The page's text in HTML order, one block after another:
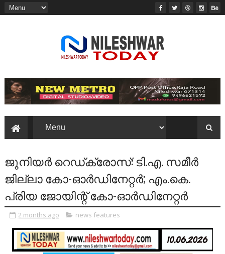
ജൂനിയർ റെഡ്ക്രോസ്: ടി.എ. സമീർ
ജില്ലാ കോ-ഓർഡിനേറ്റർ; എം.കെ.
പ്രിയ ജോയിന്റ് കോ-ഓർഡിനേറ്റർ
2 months ago news features